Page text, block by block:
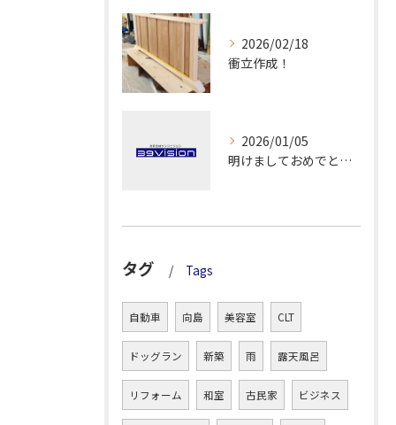
2026/02/18
衝立作成！
2026/01/05
明けましておめでとうございます！
タグ Tags
自動車 向島 美容室 CLT
ドッグラン 新築 雨 露天風呂
リフォーム 和室 古民家 ビジネス